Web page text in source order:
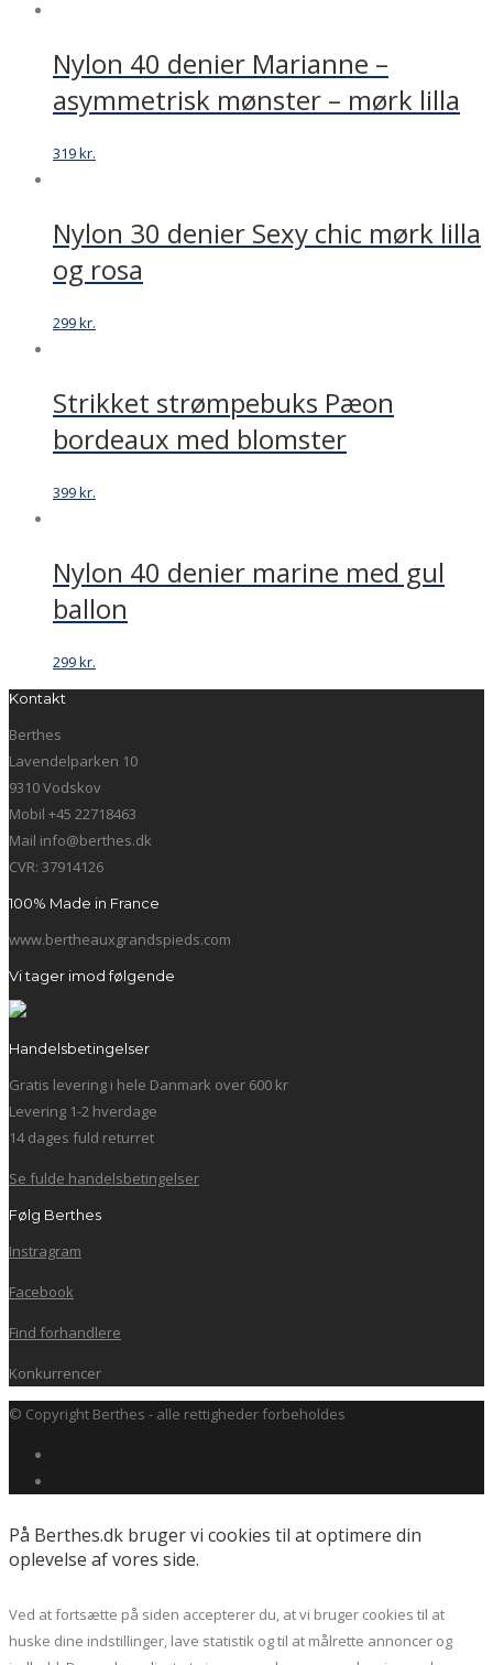
Nylon 40 denier Marianne –
asymmetrisk mønster – mørk lilla
319kr.
Nylon 30 denier Sexy chic mørk lilla
og rosa
299kr.
Strikket strømpebuks Pæon
bordeaux med blomster
399kr.
Nylon 40 denier marine med gul
ballon
299kr.
Kontakt
Berthes
Lavendelparken 10
9310 Vodskov
Mobil +45 22718463
Mail info@berthes.dk
CVR: 37914126
100% Made in France
www.bertheauxgrandspieds.com
Vi tager imod følgende
Handelsbetingelser
Gratis levering i hele Danmark over 600 kr
Levering 1-2 hverdage
14 dages fuld returret
Se fulde handelsbetingelser
Følg Berthes
Instragram
Facebook
Find forhandlere
Konkurrencer
© Copyright Berthes - alle rettigheder forbeholdes
På Berthes.dk bruger vi cookies til at optimere din
oplevelse af vores side.
Ved at fortsætte på siden accepterer du, at vi bruger cookies til at
huske dine indstillinger, lave statistik og til at målrette annoncer og